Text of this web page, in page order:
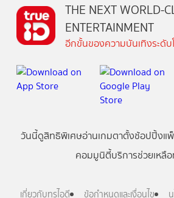
THE NEXT WORLD-
ENTERTAINMENT
อีกขั้นของความบันเทิงระดั
วันนี้ดูสิทธิพิเศษอ่านเกมตาตั้งช้อปปิ้งแ
คอมมูนิตี้บริการช่วยเหลื
เกี่ยวกับทรูไอดี ข้อกำหนดและเงื่อนไข